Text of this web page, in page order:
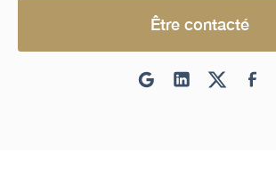
Être contacté